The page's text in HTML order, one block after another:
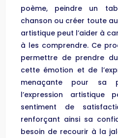
poème, peindre un
chanson ou créer toute
artistique peut l’aider à
à les comprendre. Ce
permettre de prendre
cette émotion et de
menaçante pour sa
l’expression
sentiment de
renforçant ainsi sa
besoin de recourir à la